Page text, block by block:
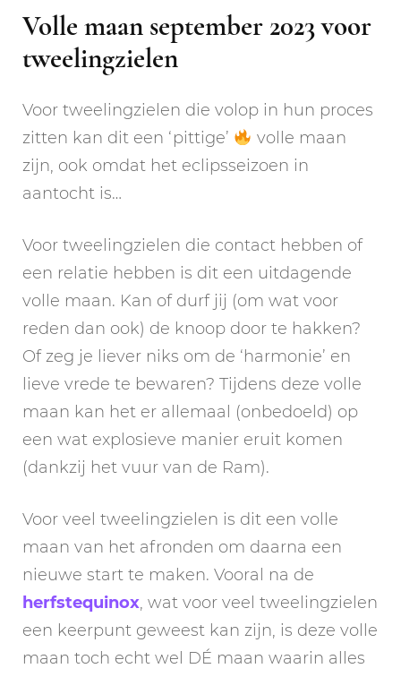
Volle maan september 2023 voor
tweelingzielen
Voor tweelingzielen die volop in hun proces
zitten kan dit een ‘pittige’
volle maan
zijn, ook omdat het eclipsseizoen in
aantocht is…
Voor tweelingzielen die contact hebben of
een relatie hebben is dit een uitdagende
volle maan. Kan of durf jij (om wat voor
reden dan ook) de knoop door te hakken?
Of zeg je liever niks om de ‘harmonie’ en
lieve vrede te bewaren? Tijdens deze volle
maan kan het er allemaal (onbedoeld) op
een wat explosieve manier eruit komen
(dankzij het vuur van de Ram).
Voor veel tweelingzielen is dit een volle
maan van het afronden om daarna een
nieuwe start te maken. Vooral na de
herfstequinox, wat voor veel tweelingzielen
een keerpunt geweest kan zijn, is deze volle
maan toch echt wel DÉ maan waarin alles